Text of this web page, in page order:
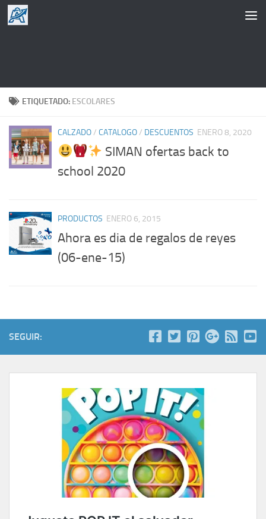
Saltar al contenido
ETIQUETADO: ESCOLARES
CALZADO/ CATALOGO/ DESCUENTOS ENERO 8, 2020
SIMAN ofertas back to
school 2020
PRODUCTOS ENERO 6, 2015
Ahora es dia de regalos de reyes
(06-ene-15)
SEGUIR: